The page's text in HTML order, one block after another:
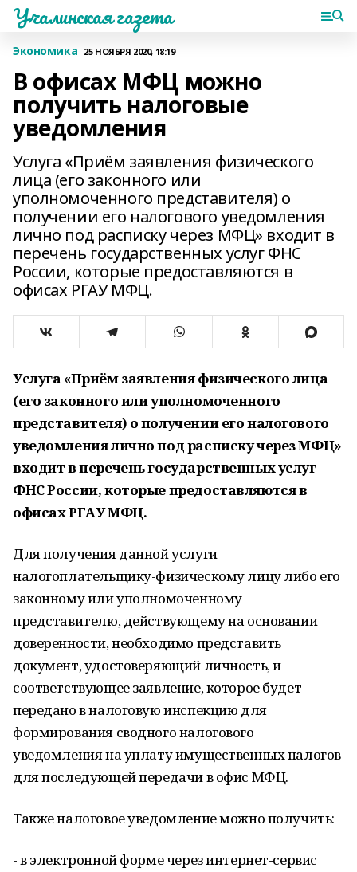
Учалинская газета
Экономика 25 НОЯБРЯ 2020, 18:19
В офисах МФЦ можно
получить налоговые
уведомления
Услуга «Приём заявления физического
лица (его законного или
уполномоченного представителя) о
получении его налогового уведомления
лично под расписку через МФЦ» входит в
перечень государственных услуг ФНС
России, которые предоставляются в
офисах РГАУ МФЦ.
Услуга «Приём заявления физического лица
(его законного или уполномоченного
представителя) о получении его налогового
уведомления лично под расписку через МФЦ»
входит в перечень государственных услуг
ФНС России, которые предоставляются в
офисах РГАУ МФЦ.
Для получения данной услуги
налогоплательщику-физическому лицу либо его
законному или уполномоченному
представителю, действующему на основании
доверенности, необходимо представить
документ, удостоверяющий личность, и
соответствующее заявление, которое будет
передано в налоговую инспекцию для
формирования сводного налогового
уведомления на уплату имущественных налогов
для последующей передачи в офис МФЦ.
Также налоговое уведомление можно получить:
- в электронной форме через интернет-сервис